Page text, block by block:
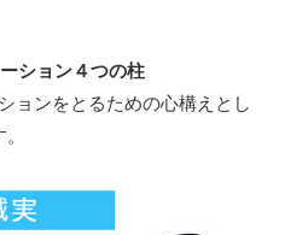
ション４つの柱
ョンをとるための心構えとし